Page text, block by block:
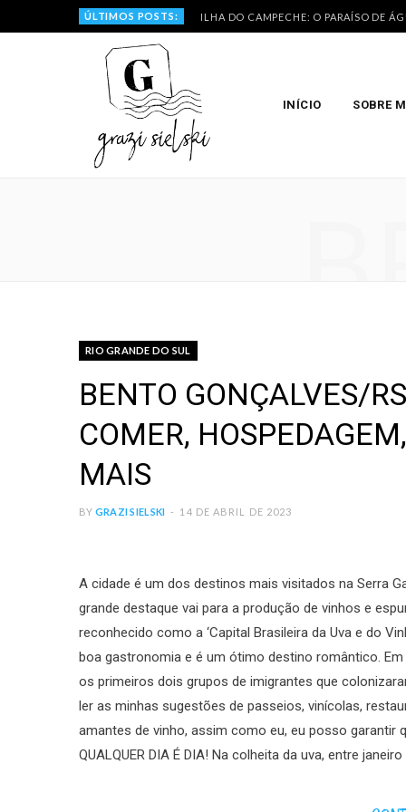
ÚLTIMOS POSTS: ILHA DO CAMPECHE: O PARAÍSO DE
INÍCIO SOBRE
RIO GRANDE DO SUL
BENTO GONÇALVES/
COMER,
MAIS
BY GRAZI SIELSKI 14 DE ABRIL DE 2023
A cidade é um dos destinos mais visitados na Serra
grande destaque vai para a produção de vinhos e
reconhecido como a ‘Capital Brasileira da Uva e do
boa gastronomia e é um ótimo destino romântico.
os primeiros dois grupos de imigrantes que
ler as minhas sugestões de passeios, vinícolas,
amantes de vinho, assim como eu, eu posso garantir
QUALQUER DIA É DIA! Na colheita da uva, entre